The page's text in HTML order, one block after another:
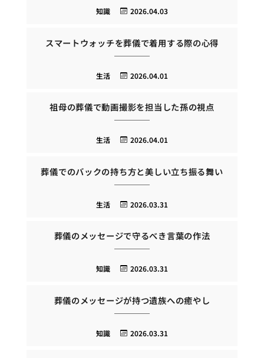
2026.04.03
知識
スマートウォッチを葬儀で着用する際の心得
2026.04.01
生活
祖母の葬儀で動画撮影を担当した孫の視点
2026.04.01
生活
葬儀でのバックの持ち方と美しい立ち振る舞い
2026.03.31
生活
葬儀のメッセージで守るべき言葉の作法
2026.03.31
知識
葬儀のメッセージが持つ遺族への癒やし
2026.03.31
知識